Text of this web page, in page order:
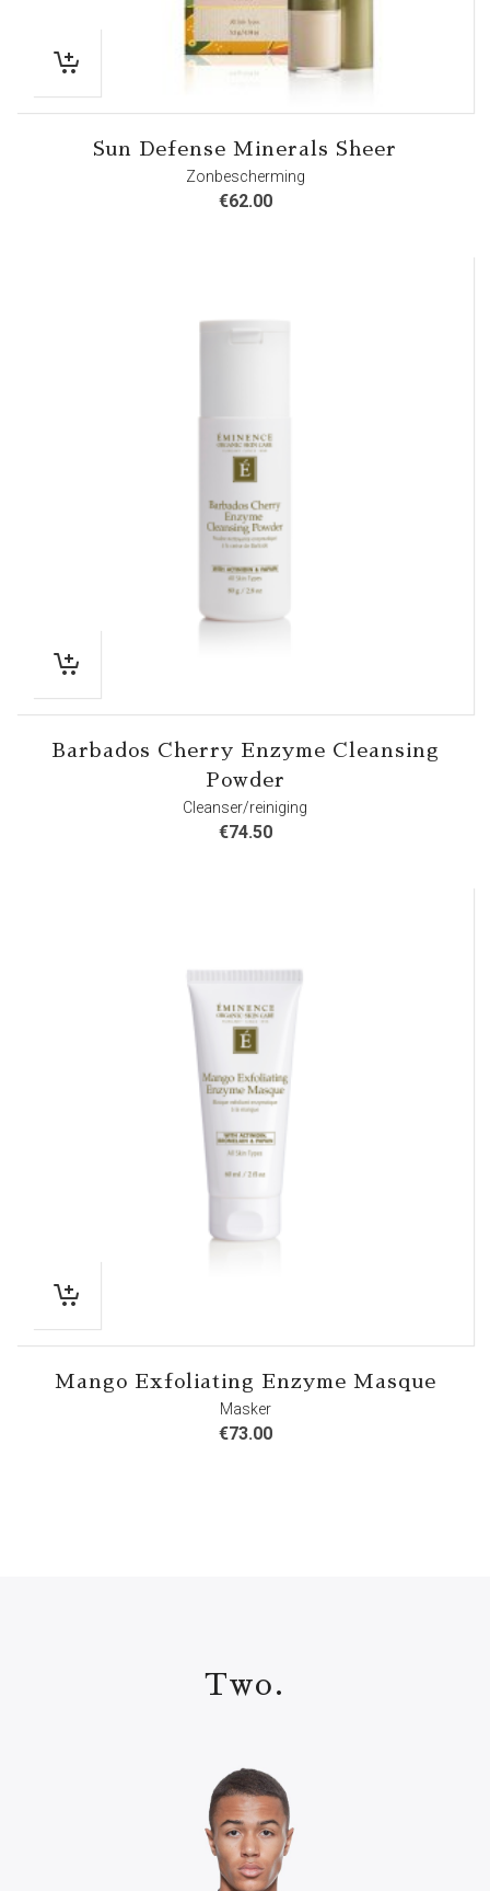
Sun Defense Minerals Sheer
Zonbescherming
€62.00
Barbados Cherry Enzyme Cleansing
Powder
Cleanser/reiniging
€74.50
Mango Exfoliating Enzyme Masque
Masker
€73.00
Two.